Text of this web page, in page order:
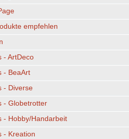
empfehlen
- ArtDeco
- BeaArt
- Diverse
- Globetrotter
- Hobby/Handarbeit
- Kreation